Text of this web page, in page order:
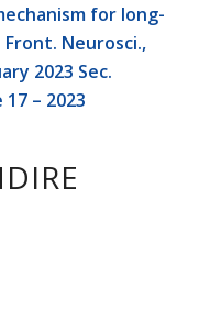
for long-
Neurosci.,
2023 Sec.
– 2023